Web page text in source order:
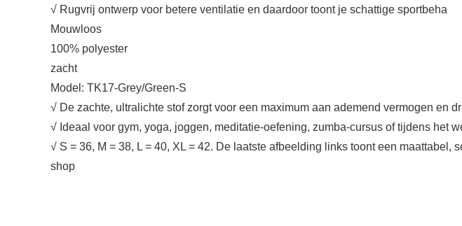
√ Rugvrij ontwerp voor betere ventilatie en daardoor toont je schattige sportbeha
Mouwloos
100% polyester
zacht
Model: TK17-Grey/Green-S
√ De zachte, ultralichte stof zorgt voor een maximum aan ademend vermogen en
√ Ideaal voor gym, yoga, joggen, meditatie-oefening, zumba-cursus of tijdens het
√ S = 36, M = 38, L = 40, XL = 42. De laatste afbeelding links toont een
shop